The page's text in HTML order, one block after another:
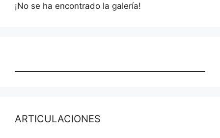
¡No se ha encontrado la galería!
ARTICULACIONES